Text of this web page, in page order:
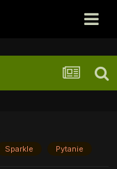
Sparkle Pytanie